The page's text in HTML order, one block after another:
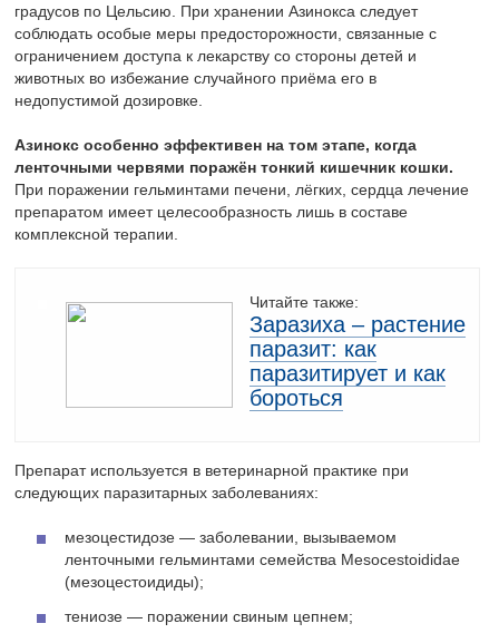
градусов по Цельсию. При хранении Азинокса следует
соблюдать особые меры предосторожности, связанные с
ограничением доступа к лекарству со стороны детей и
животных во избежание случайного приёма его в
недопустимой дозировке.
Азинокс особенно эффективен на том этапе, когда
ленточными червями поражён тонкий кишечник кошки.
При поражении гельминтами печени, лёгких, сердца лечение
препаратом имеет целесообразность лишь в составе
комплексной терапии.
Читайте также:
Заразиха – растение
паразит: как
паразитирует и как
бороться
Препарат используется в ветеринарной практике при
следующих паразитарных заболеваниях:
мезоцестидозе — заболевании, вызываемом
ленточными гельминтами семейства Mesocestoididae
(мезоцестоидиды);
тениозе — поражении свиным цепнем;